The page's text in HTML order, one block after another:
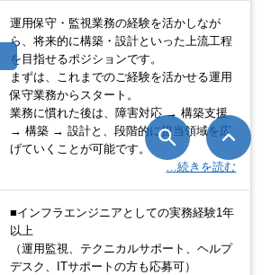
運用保守・監視業務の経験を活かしなが
ら、将来的に構築・設計といった上流工程
を目指せるポジションです。
まずは、これまでのご経験を活かせる運用
保守業務からスタート。
業務に慣れた後は、障害対応 → 構築支援
→ 構築 → 設計と、段階的に担当領域を広
げていくことが可能です。
…続きを読む
■インフラエンジニアとしての実務経験1年
以上
（運用監視、テクニカルサポート、ヘルプ
デスク、ITサポートの方も応募可）